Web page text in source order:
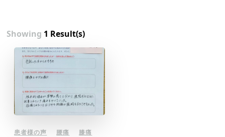
Showing 1 Result(s)
患者様の声 腰痛 膝痛